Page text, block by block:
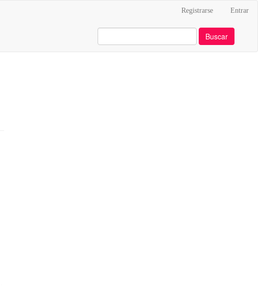
Registrarse Entrar
Buscar